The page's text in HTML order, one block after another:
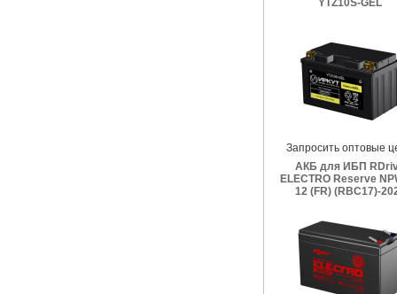
YTZ10S-GEL
Запросить оптовые
АКБ для ИБП
ELECTRO Reserve
12 (FR) (RBC17)-